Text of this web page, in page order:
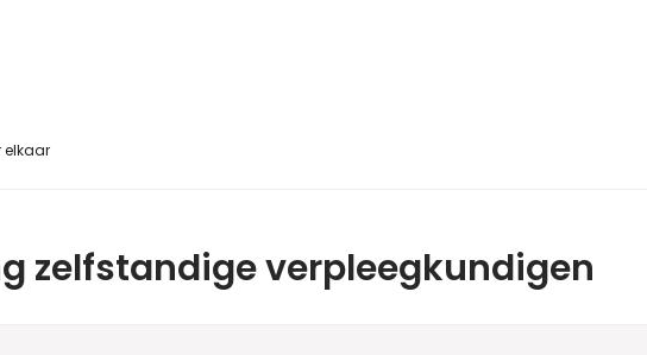
elkaar
zelfstandige verpleegkundigen